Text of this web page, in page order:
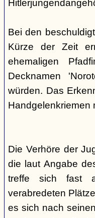
Bei den
Kürze der Zeit
ehemaligen
Decknamen
würden. Das
Handgelenkriemen
Die Verhöre der
die laut Angabe
treffe sich fast
verabredeten
es sich nach